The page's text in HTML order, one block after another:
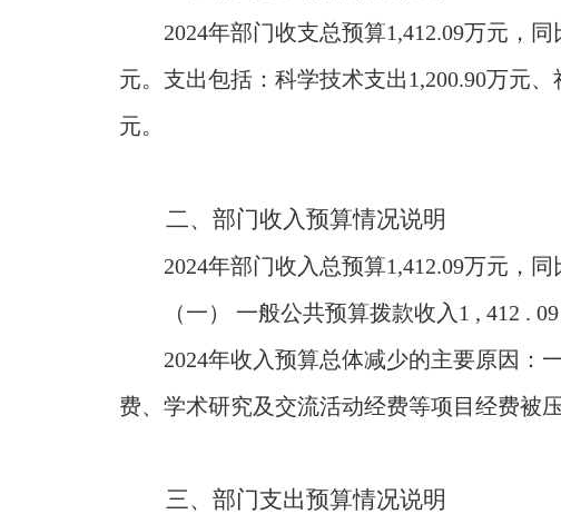
2024年部门收支总预算1,412.09万元，
元。支出包括：科学技术支出1,200.90万元
元。
二、部门收入预算情况说明
2024年部门收入总预算1,412.09万元，同
（一） 一般公共预算拨款收入1 , 412 .
2024年收入预算总体减少的主要原因：
费、学术研究及交流活动经费等项目经费被压
三、部门支出预算情况说明